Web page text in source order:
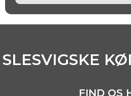
SLESVIGSKE
FIND OS